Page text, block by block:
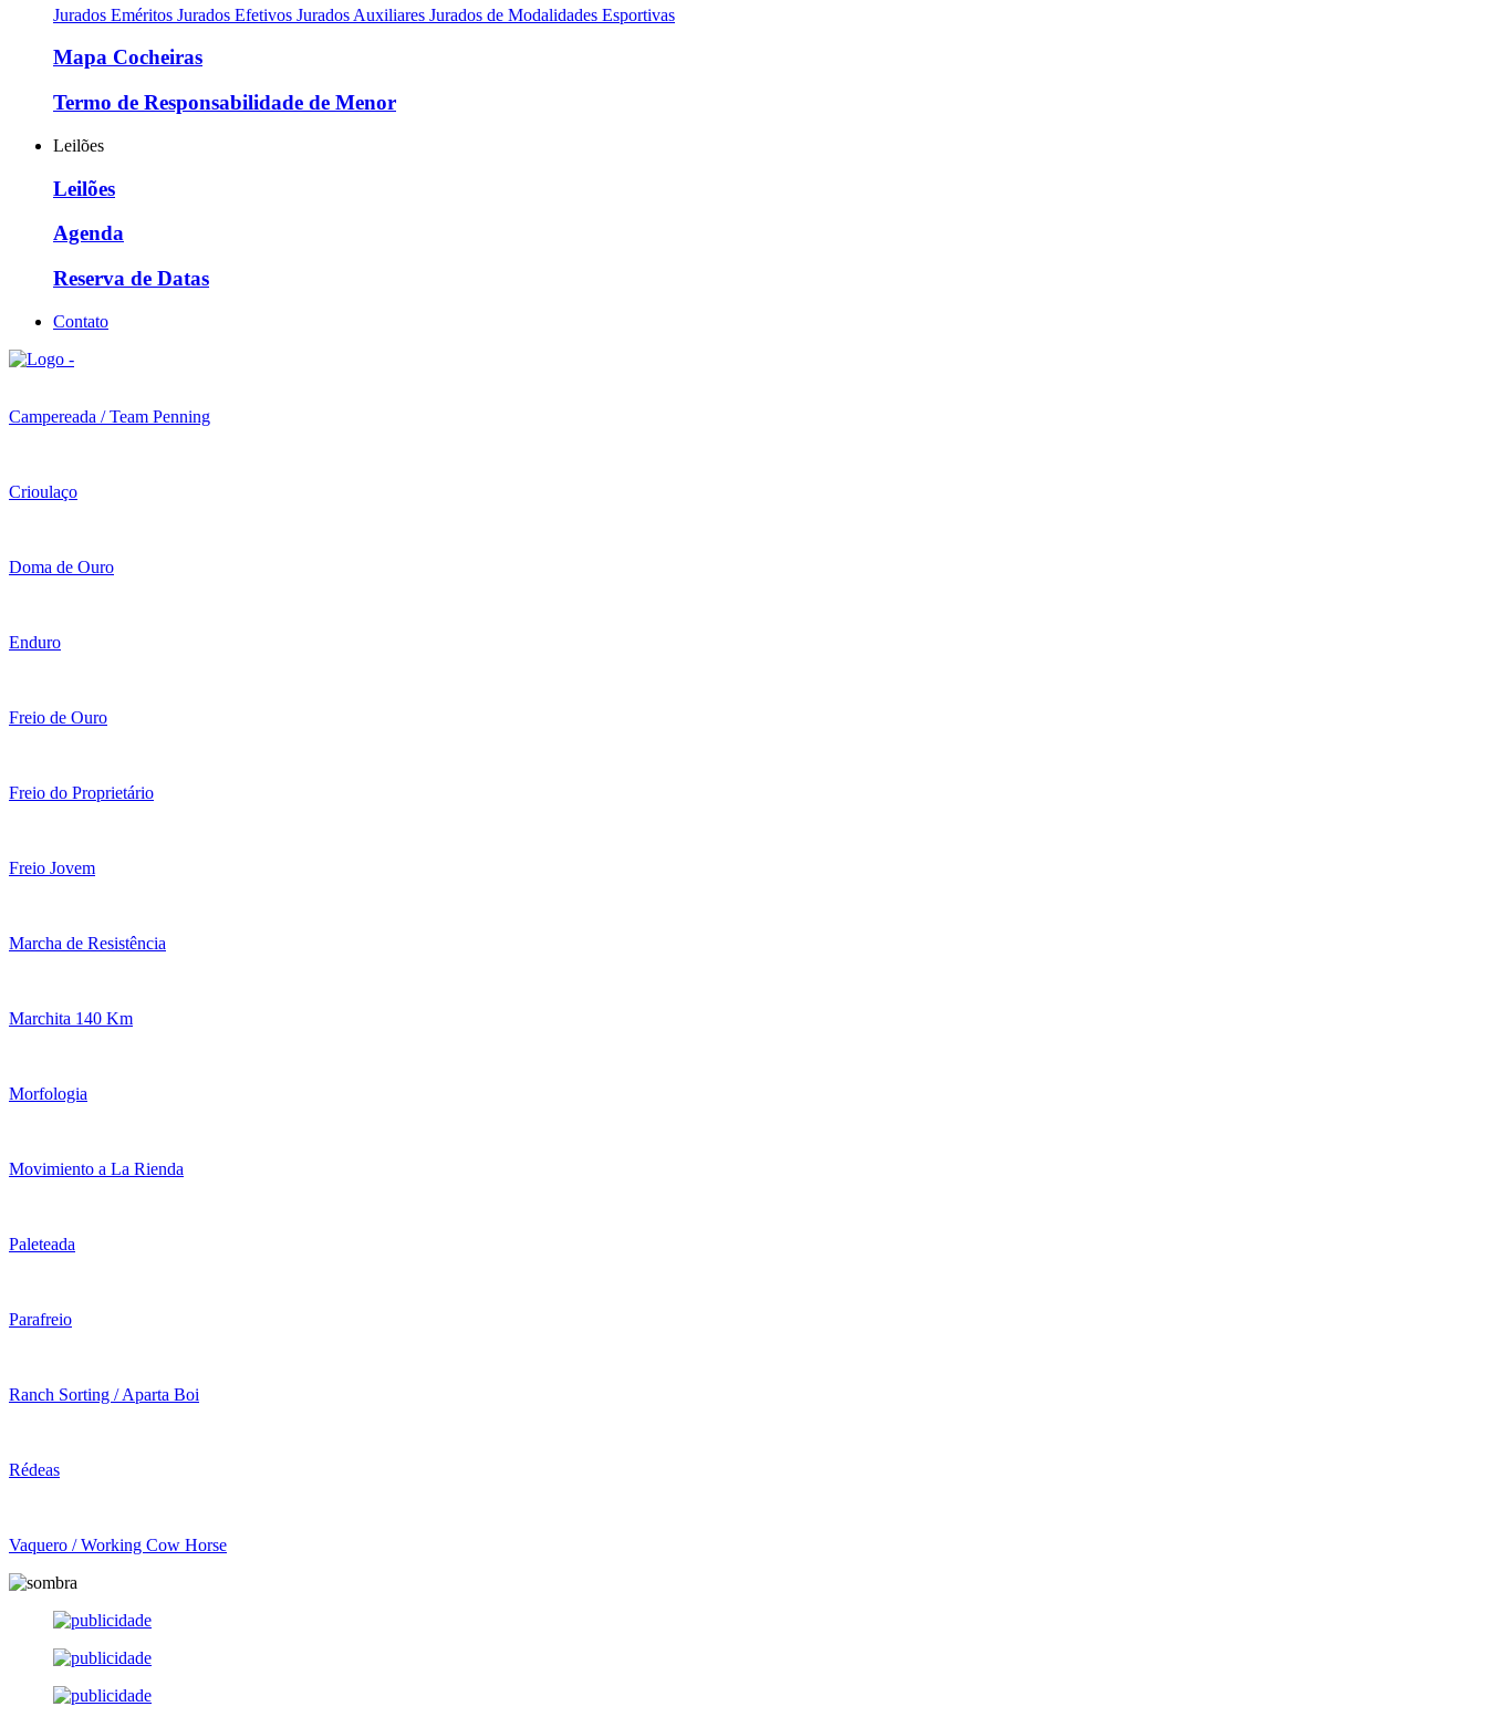
Jurados Eméritos Jurados Efetivos Jurados Auxiliares Jurados de Modalidades Esportivas
Mapa Cocheiras
Termo de Responsabilidade de Menor
Leilões
Leilões
Agenda
Reserva de Datas
Contato
Campereada / Team Penning
Crioulaço
Doma de Ouro
Enduro
Freio de Ouro
Freio do Proprietário
Freio Jovem
Marcha de Resistência
Marchita 140 Km
Morfologia
Movimiento a La Rienda
Paleteada
Parafreio
Ranch Sorting / Aparta Boi
Rédeas
Vaquero / Working Cow Horse